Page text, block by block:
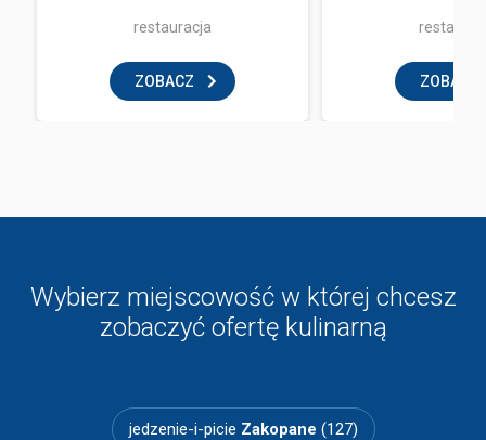
restauracja
ZOBACZ ZOBACZ
Wybierz miejscowość w której chcesz
zobaczyć ofertę kulinarną
jedzenie-i-picie Zakopane (127)